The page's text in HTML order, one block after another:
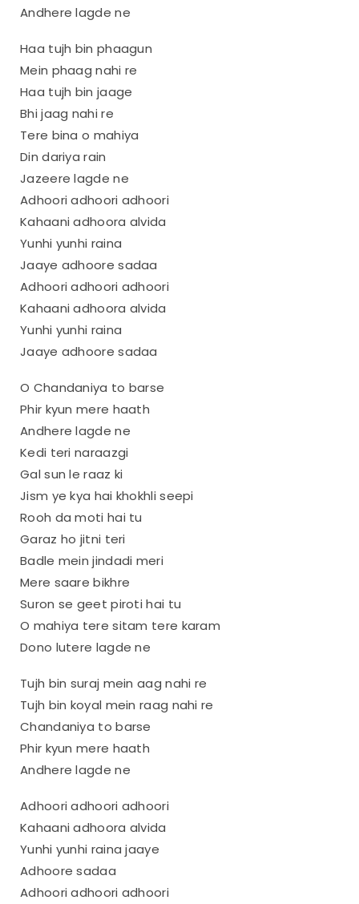
Andhere lagde ne
Haa tujh bin phaagun
Mein phaag nahi re
Haa tujh bin jaage
Bhi jaag nahi re
Tere bina o mahiya
Din dariya rain
Jazeere lagde ne
Adhoori adhoori adhoori
Kahaani adhoora alvida
Yunhi yunhi raina
Jaaye adhoore sadaa
Adhoori adhoori adhoori
Kahaani adhoora alvida
Yunhi yunhi raina
Jaaye adhoore sadaa
O Chandaniya to barse
Phir kyun mere haath
Andhere lagde ne
Kedi teri naraazgi
Gal sun le raaz ki
Jism ye kya hai khokhli seepi
Rooh da moti hai tu
Garaz ho jitni teri
Badle mein jindadi meri
Mere saare bikhre
Suron se geet piroti hai tu
O mahiya tere sitam tere karam
Dono lutere lagde ne
Tujh bin suraj mein aag nahi re
Tujh bin koyal mein raag nahi re
Chandaniya to barse
Phir kyun mere haath
Andhere lagde ne
Adhoori adhoori adhoori
Kahaani adhoora alvida
Yunhi yunhi raina jaaye
Adhoore sadaa
Adhoori adhoori adhoori